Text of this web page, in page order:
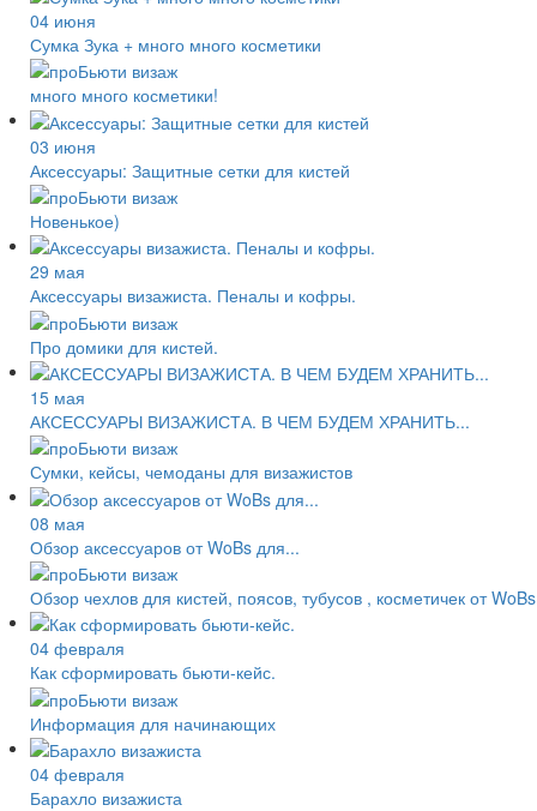
04 июня
Сумка Зука + много много косметики
много много косметики!
03 июня
Аксессуары: Защитные сетки для кистей
Новенькое)
29 мая
Аксессуары визажиста. Пеналы и кофры.
Про домики для кистей.
15 мая
АКСЕССУАРЫ ВИЗАЖИСТА. В ЧЕМ БУДЕМ ХРАНИТЬ...
Сумки, кейсы, чемоданы для визажистов
08 мая
Обзор аксессуаров от WoBs для...
Обзор чехлов для кистей, поясов, тубусов , косметичек от
04 февраля
Как сформировать бьюти-кейс.
Информация для начинающих
04 февраля
Барахло визажиста